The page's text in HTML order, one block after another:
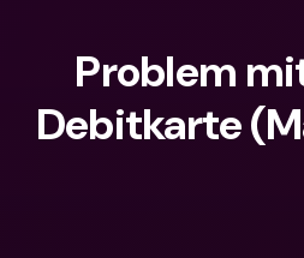
Problem
Debitkarte